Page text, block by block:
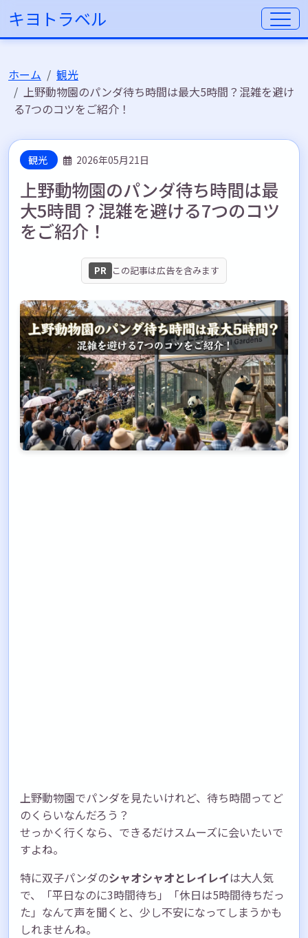
キヨトラベル
ホーム
観光
上野動物園のパンダ待ち時間は最大5時間？混雑を避け
る7つのコツをご紹介！
観光 2026年05月21日
上野動物園のパンダ待ち時間は最
大5時間？混雑を避ける7つのコツ
をご紹介！
PR この記事は広告を含みます
上野動物園でパンダを見たいけれど、待ち時間ってど
のくらいなんだろう？
せっかく行くなら、できるだけスムーズに会いたいで
すよね。
特に双子パンダのシャオシャオとレイレイは大人気
で、「平日なのに3時間待ち」「休日は5時間待ちだっ
た」なんて声を聞くと、少し不安になってしまうかも
しれませんね。